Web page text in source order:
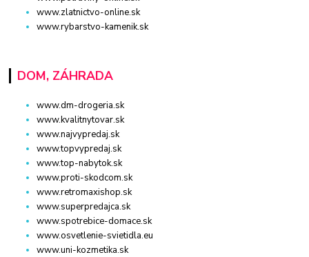
www.zlatnictvo-online.sk
www.rybarstvo-kamenik.sk
DOM, ZÁHRADA
www.dm-drogeria.sk
www.kvalitnytovar.sk
www.najvypredaj.sk
www.topvypredaj.sk
www.top-nabytok.sk
www.proti-skodcom.sk
www.retromaxishop.sk
www.superpredajca.sk
www.spotrebice-domace.sk
www.osvetlenie-svietidla.eu
www.uni-kozmetika.sk